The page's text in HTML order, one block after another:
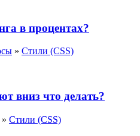
в процентах?
» Стили (CSS)
вниз что делать?
» Стили (CSS)